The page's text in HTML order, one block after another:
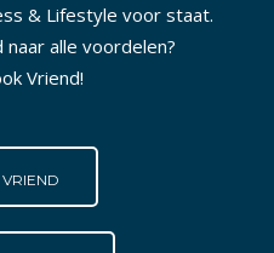
& Lifestyle voor staat.
alle voordelen?
Vriend!